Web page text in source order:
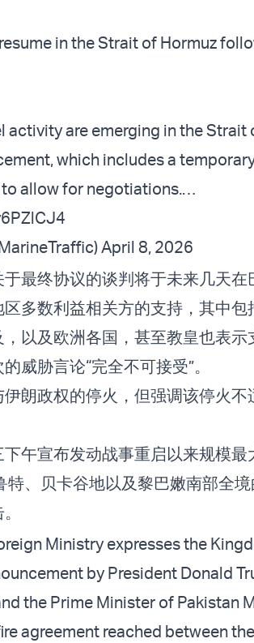
in the Strait of Hormuz
activity are emerging in the
which includes a
allow for negotiations.…
April 8, 2026
最终协议的谈判将于未来几天在
多数利益相关方的支持，其中
以及欧洲各国，甚至教皇也表
的威胁言论“完全不可接受”。
朗政权的停火，但强调该停火不
午宣布发动战事重启以来规模
特、贝卡谷地以及黎巴嫩南部全
Ministry expresses the
by President Donald
the Prime Minister of Pakistan
agreement reached between